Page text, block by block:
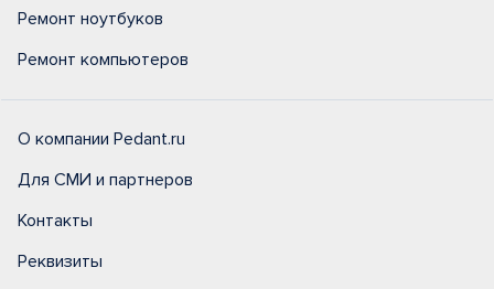
Ремонт ноутбуков
Ремонт компьютеров
О компании Pedant.ru
Для СМИ и партнеров
Контакты
Реквизиты